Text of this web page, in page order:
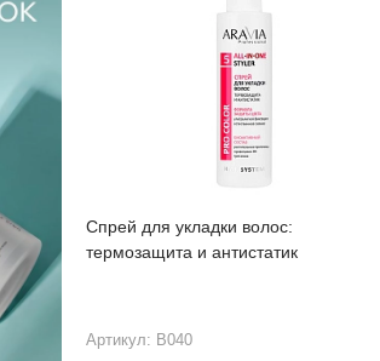
Спрей для укладки волос:
термозащита и антистатик
Артикул: В040